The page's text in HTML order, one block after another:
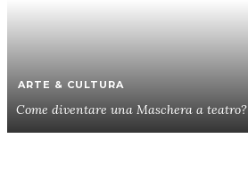
ARTE & CULTURA
Come diventare una Maschera a teatro?